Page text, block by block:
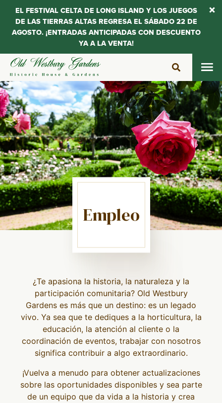
Saltar
contenido
Empleo
¿Te apasiona la historia, la naturaleza y la
participación comunitaria? Old Westbury
Gardens es más que un destino: es un legado
vivo. Ya sea que te dediques a la horticultura, la
educación, la atención al cliente o la
coordinación de eventos, trabajar con nosotros
significa contribuir a algo extraordinario.
¡Vuelva a menudo para obtener actualizaciones
sobre las oportunidades disponibles y sea parte
de un equipo que da vida a la historia y crea
EL FESTIVAL CELTA DE LONG ISLAND Y LOS JUEGOS
DE LAS TIERRAS ALTAS REGRESA EL SÁBADO 22 DE
AGOSTO. ¡ENTRADAS ANTICIPADAS CON DESCUENTO
YA A LA VENTA!